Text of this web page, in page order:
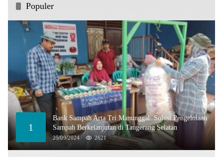
Populer
1
Bank Sampah Arta Tri Manunggal: Solusi Pengelolaan
Sampah Berkelanjutan di Tangerang Selatan
25/09/2024 2621